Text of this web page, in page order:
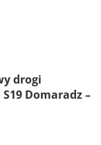
drogi
Domaradz –